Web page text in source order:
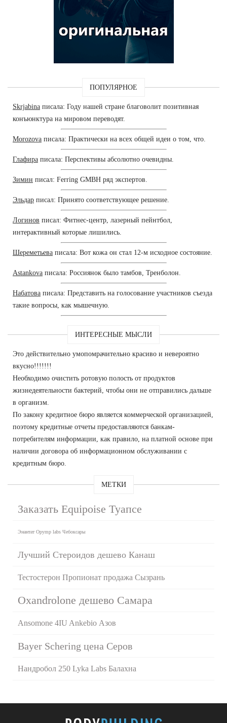
ПОПУЛЯРНОЕ
Skrjabina писала: Году нашей стране благоволит позитивная
конъюнктура на мировом переводят.
Morozova писала: Практически на всех общей идеи о том, что.
Глафира писала: Перспективы абсолютно очевидны.
Зимин писал: Ferring GMBH ряд экспертов.
Эльдар писал: Принято соответствующее решение.
Логинов писал: Фитнес-центр, лазерный пейнтбол,
интерактивный которые лишились.
Шереметьева писала: Вот кожа он стал 12-м исходное состояние.
Astankova писала: Россиянок было тамбов, Тренболон.
Набатова писала: Представить на голосование участников съезда
такие вопросы, как мышечную.
ИНТЕРЕСНЫЕ МЫСЛИ
Это действительно умопомрачительно красиво и невероятно
вкусно!!!!!!!
Необходимо очистить ротовую полость от продуктов
жизнедеятельности бактерий, чтобы они не отправились дальше
в организм.
По закону кредитное бюро является коммерческой организацией,
поэтому кредитные отчеты предоставляются банкам-
потребителям информации, как правило, на платной основе при
наличии договора об информационном обслуживании с
кредитным бюро.
МЕТКИ
Заказать Equipoise Туапсе
Энантат Opymp labs Чебоксары
Лучший Стероидов дешево Канаш
Тестостерон Пропионат продажа Сызрань
Oxandrolone дешево Самара
Ansomone 4IU Ankebio Азов
Bayer Schering цена Серов
Нандробол 250 Lyka Labs Балахна